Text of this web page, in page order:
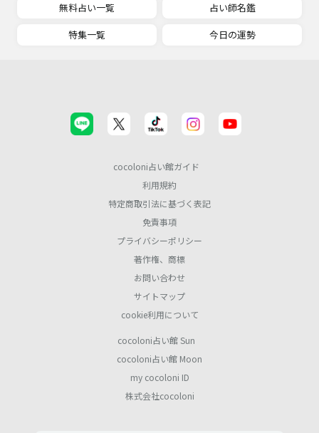
無料占い一覧
占い師名鑑
特集一覧
今日の運勢
cocoloni占い館ガイド
利用規約
特定商取引法に基づく表記
免責事項
プライバシーポリシー
著作権、商標
お問い合わせ
サイトマップ
cookie利用について
cocoloni占い館 Sun
cocoloni占い館 Moon
my cocoloni ID
株式会社cocoloni